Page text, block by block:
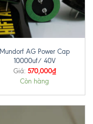
Mundorf AG Power Cap
10000uf/ 40V
Giá: 570,000₫
Còn hàng